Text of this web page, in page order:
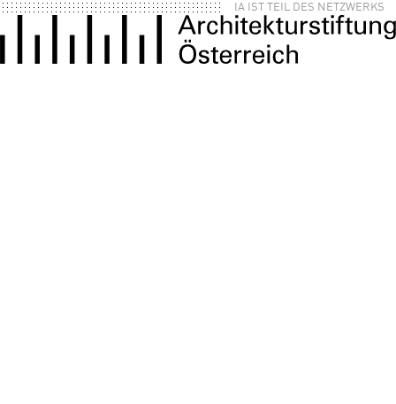
IA IST TEIL DES NETZWERKS